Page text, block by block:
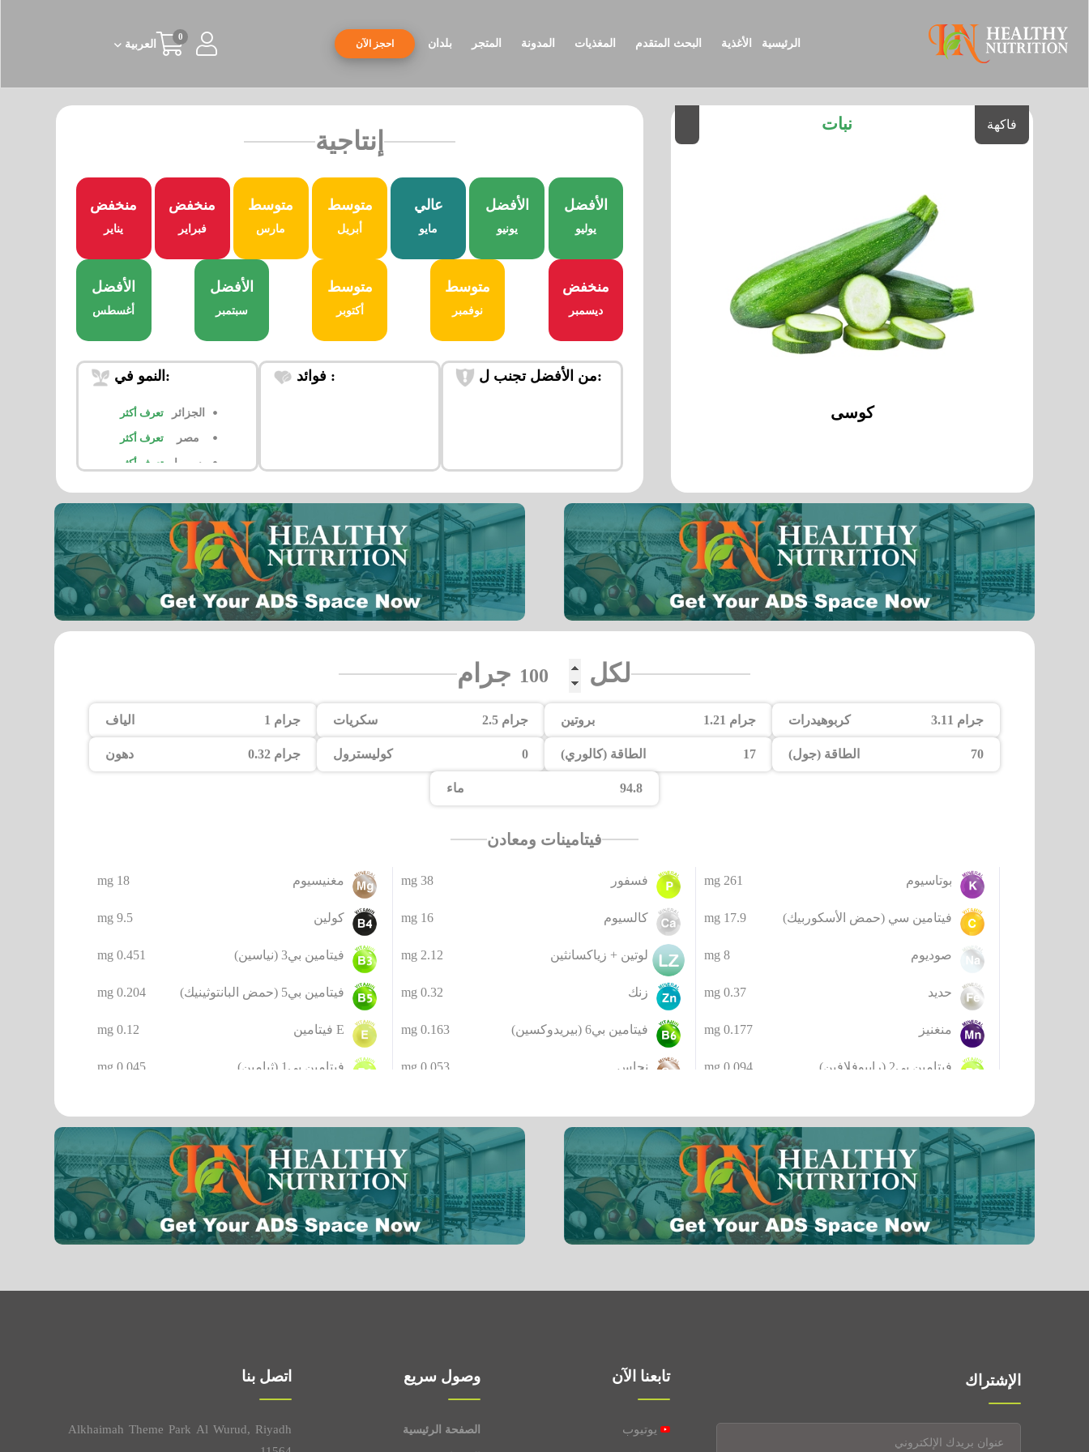
الرئيسية الأغذية البحث المتقدم المغذيات المدونة المتجر بلدان احجز الآن
0
العربیة
نبات فاكهة
كوسى
إنتاجية
منخفض
يناير
منخفض
فبراير
متوسط
مارس
متوسط
أبريل
عالي
مايو
الأفضل
يونيو
الأفضل
يوليو
الأفضل
أغسطس
الأفضل
سبتمبر
متوسط
أكتوبر
متوسط
نوفمبر
منخفض
ديسمبر
النمو في:
الجزائر تعرف أكثر
مصر تعرف أكثر
سوريا تعرف أكثر
البحرين تعرف أكثر
السعودية تعرف أكثر
السودان تعرف أكثر
تركيا تعرف أكثر
اليمن تعرف أكثر
فوائد : من الأفضل تجنب ل:
لكل جرام
الياف 1 جرام سكريات 2.5 جرام بروتين 1.21 جرام كربوهيدرات 3.11 جرام
دهون 0.32 جرام كوليسترول 0 الطاقة (كالوري) 17 الطاقة (جول) 70
ماء 94.8
فيتامينات ومعادن
بوتاسيوم 261 mg فسفور 38 mg مغنيسيوم 18 mg
فيتامين سي (حمض الأسكوربيك) 17.9 mg كالسيوم 16 mg كولين 9.5 mg
صوديوم 8 mg لوتين + زياكسانثين 2.12 mg فيتامين بي3 (نياسين) 0.451 mg
حديد 0.37 mg زنك 0.32 mg فيتامين بي5 (حمض البانتوثينيك) 0.204 mg
منغنيز 0.177 mg فيتامين بي6 (بيريدوكسين) 0.163 mg E فيتامين 0.12 mg
فيتامين بي2 (رايبوفلافين) 0.094 mg نحاس 0.053 mg فيتامين بي1 (ثيامين) 0.045 mg
سيلينيوم 0.0002 mg
اتصل بنا
Alkhaimah Theme Park Al Wurud, Riyadh
وصول سريع
الصفحة الرئيسية
تابعنا الآن
يوتيوب
الإشتراك